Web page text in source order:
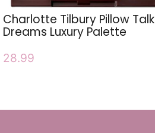
Charlotte Tilbury Pillow Talk
Dreams Luxury Palette
28.99